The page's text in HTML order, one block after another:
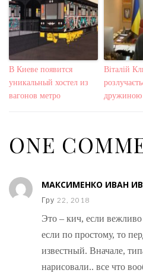
В Киеве появится
уникальный хостел из
вагонов метро
Віталій
дружиною
ONE
МАКСИМЕНКО ИВАН
Гру 22, 2018
Это – кич, если
если по простому, то
известный. Вначале,
нарисовали.. все что